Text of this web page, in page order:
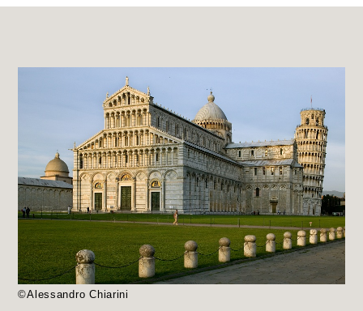
©Alessandro Chiarini